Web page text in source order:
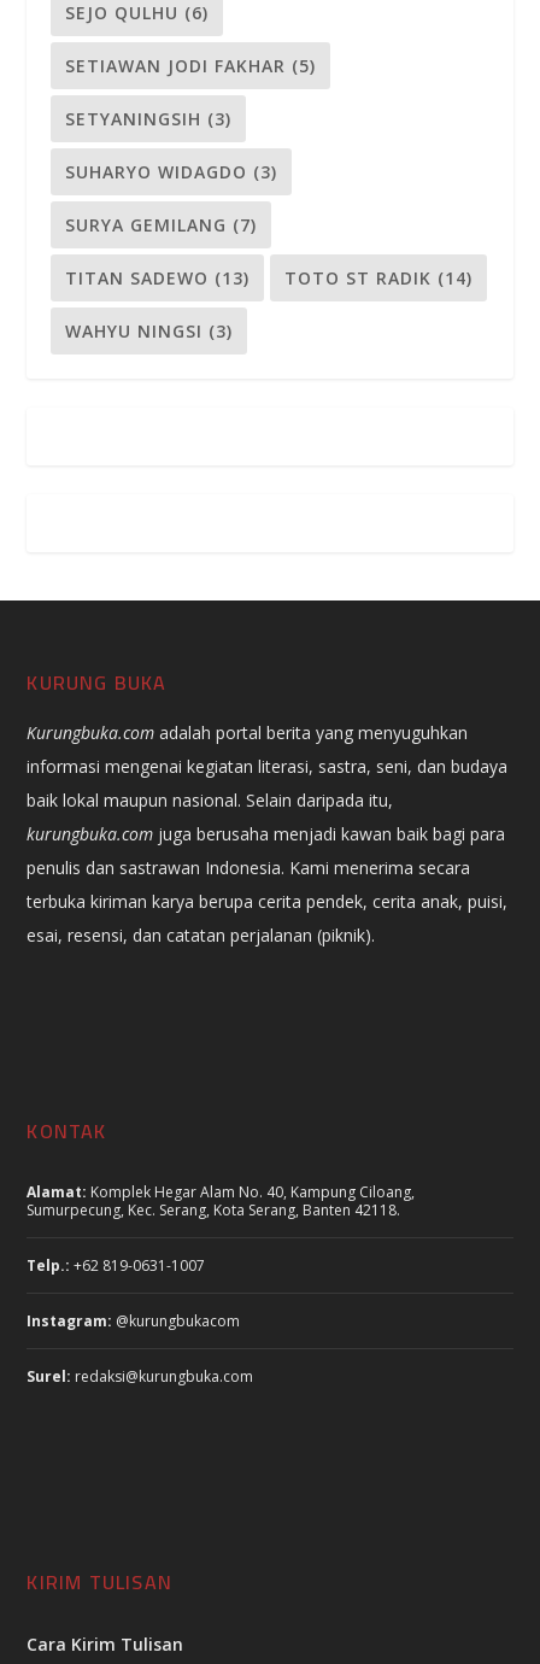
SEJO QULHU (6)
SETIAWAN JODI FAKHAR (5)
SETYANINGSIH (3)
SUHARYO WIDAGDO (3)
SURYA GEMILANG (7)
TITAN SADEWO (13) TOTO ST RADIK (14)
WAHYU NINGSI (3)
KURUNG BUKA
Kurungbuka.com adalah portal berita yang menyuguhkan
informasi mengenai kegiatan literasi, sastra, seni, dan budaya
baik lokal maupun nasional. Selain daripada itu,
kurungbuka.com juga berusaha menjadi kawan baik bagi para
penulis dan sastrawan Indonesia. Kami menerima secara
terbuka kiriman karya berupa cerita pendek, cerita anak, puisi,
esai, resensi, dan catatan perjalanan (piknik).
KONTAK
Alamat: Komplek Hegar Alam No. 40, Kampung Ciloang,
Sumurpecung, Kec. Serang, Kota Serang, Banten 42118.
Telp.: +62 819-0631-1007
Instagram: @kurungbukacom
Surel: redaksi@kurungbuka.com
KIRIM TULISAN
Cara Kirim Tulisan